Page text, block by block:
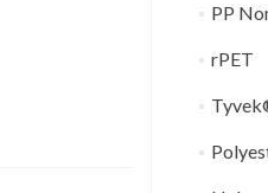
PP
rPET